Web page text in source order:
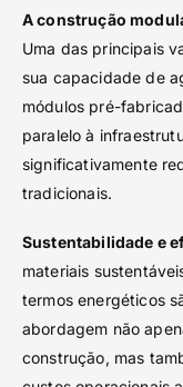
A construção
Uma das principais
sua capacidade de
módulos pré-
paralelo à
significativamente
tradicionais.
Sustentabilidade e
materiais
termos energéticos
abordagem não
construção, mas